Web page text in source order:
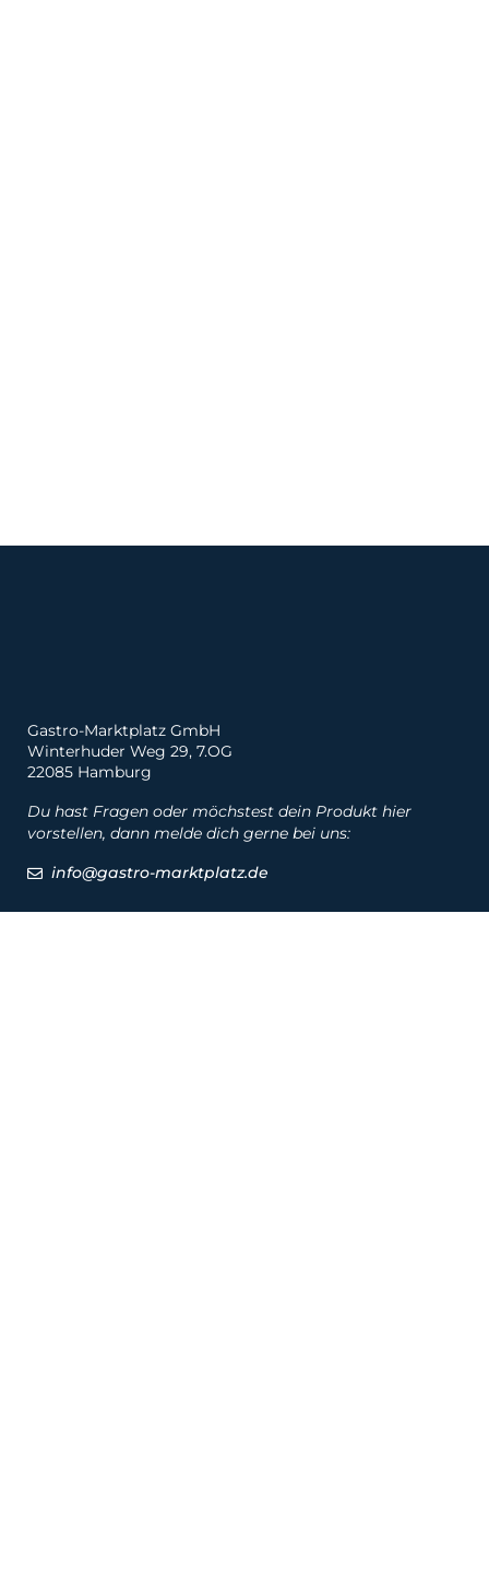
Gastro-Marktplatz GmbH
Winterhuder Weg 29, 7.OG
22085 Hamburg
Du hast Fragen oder möchstest dein Produkt hier
vorstellen, dann melde dich gerne bei uns:
info@gastro-marktplatz.de